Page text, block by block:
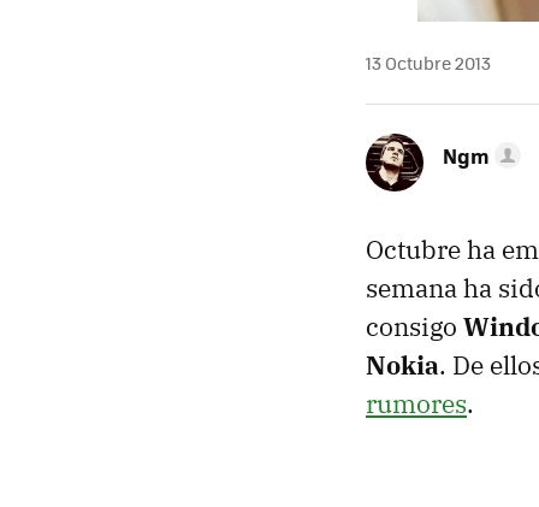
13 Octubre 2013
Ngm
Octubre ha
semana ha
consigo
Nokia. De
rumores.